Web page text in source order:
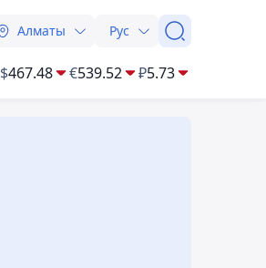
Алматы Рус
$467.48 €539.52 ₽5.73